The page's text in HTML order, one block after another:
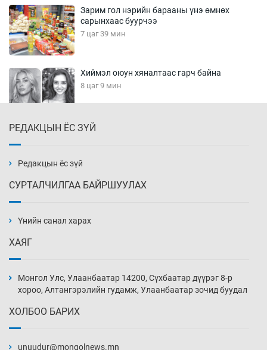
Зарим гол нэрийн барааны үнэ өмнөх
сарынхаас буурчээ
7 цаг 39 мин
Хиймэл оюун хяналтаас гарч байна
8 цаг 9 мин
8 цаг 39 мин
нэмэгджээ
9 цаг 9 мин
9 цаг 39 мин
РЕДАКЦЫН ЁС ЗҮЙ
Редакцын ёс зүй
СУРТАЛЧИЛГАА БАЙРШУУЛАХ
Үнийн санал харах
ХАЯГ
Монгол Улс, Улаанбаатар 14200, Сүхбаатар дүүрэг 8-р
хороо, Алтангэрэлийн гудамж, Улаанбаатар зочид буудал
ХОЛБОО БАРИХ
unuudur@mongolnews.mn